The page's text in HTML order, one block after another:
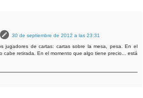
30 de septiembre de 2012 a las 23:31
jugadores de cartas: cartas sobre la mesa, pesa. En el
cabe retirada. En el momento que algo tiene precio... está